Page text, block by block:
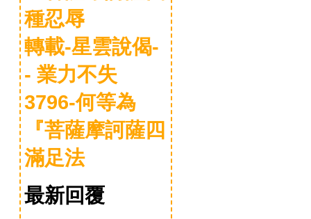
種忍辱
轉載-星雲說偈-
- 業力不失
3796-何等為
『菩薩摩訶薩四
滿足法
最新回覆